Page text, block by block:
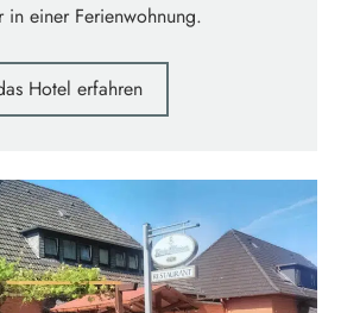
in einer Ferienwohnung.
Hotel erfahren